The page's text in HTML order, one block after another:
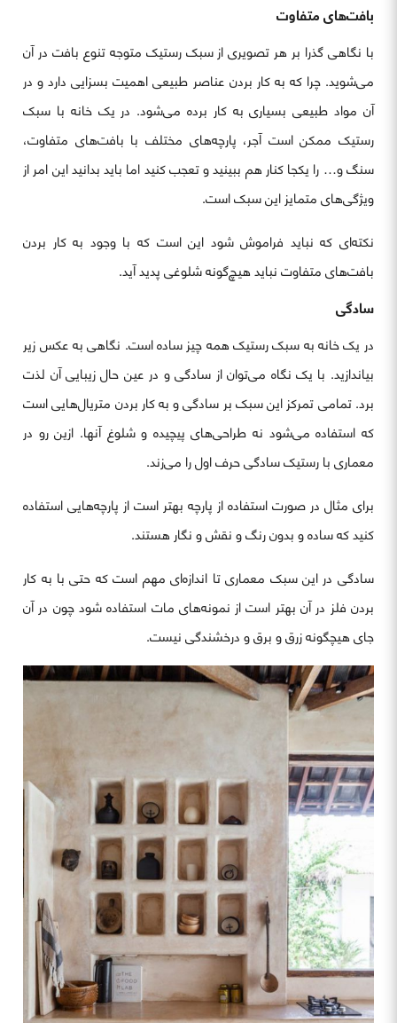
بافت‌های متفاوت
با نگاهی گذرا بر هر تصویری از سبک رستیک متوجه تنوع بافت در آن
می‌شوید. چرا که به کار بردن عناصر طبیعی اهمیت بسزایی دارد و در
آن مواد طبیعی بسیاری به کار برده می‌شود. در یک خانه با سبک
رستیک ممکن است آجر، پارچه‌های مختلف با بافت‌های متفاوت،
سنگ و… را یکجا کنار هم ببینید و تعجب کنید اما باید بدانید این امر از
ویژگی‌های متمایز این سبک است.
نکته‌ای که نباید فراموش شود این است که با وجود به کار بردن
بافت‌های متفاوت نباید هیچ‌گونه شلوغی پدید آید.
سادگی
در یک خانه به سبک رستیک همه چیز ساده است. نگاهی به عکس زیر
بیاندازید. با یک نگاه می‌توان از سادگی و در عین حال زیبایی آن لذت
برد. تمامی تمرکز این سبک بر سادگی و به کار بردن متریال‌هایی است
که استفاده می‌شود نه طراحی‌های پیچیده و شلوغ آنها. ازین رو در
معماری با رستیک سادگی حرف اول را می‌زند.
برای مثال در صورت استفاده از پارچه بهتر است از پارچه‌هایی استفاده
کنید که ساده و بدون رنگ و نقش و نگار هستند.
سادگی در این سبک معماری تا اندازه‌ای مهم است که حتی با به کار
بردن فلز در آن بهتر است از نمونه‌های مات استفاده شود چون در آن
جای هیچگونه زرق و برق و درخشندگی نیست.